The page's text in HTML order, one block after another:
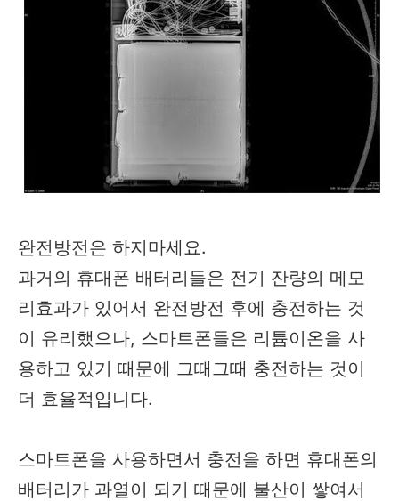
완전방전은 하지마세요.
과거의 휴대폰 배터리들은 전기 잔량의 메모
리효과가 있어서 완전방전 후에 충전하는 것
이 유리했으나, 스마트폰들은 리튬이온을 사
용하고 있기 때문에 그때그때 충전하는 것이
더 효율적입니다.
스마트폰을 사용하면서 충전을 하면 휴대폰의
배터리가 과열이 되기 때문에 불산이 쌓여서